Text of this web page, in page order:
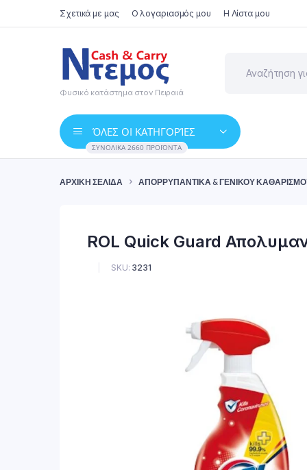
Σχετικά με μας Ο λογαριασμός μου Η Λίστα μου
Φυσικό κατάστημα στον Πειραιά
ΌΛΕΣ ΟΙ ΚΑΤΗΓΟΡΊΕΣ
ΣΥΝΟΛΙΚΆ 2660 ΠΡΟΪΌΝΤΑ
ΑΡΧΙΚΉ ΣΕΛΊΔΑ ΑΠΟΡΡΥΠΑΝΤΙΚΆ & ΓΕΝΙΚΟΎ
ROL Quick Guard
SKU: 3231